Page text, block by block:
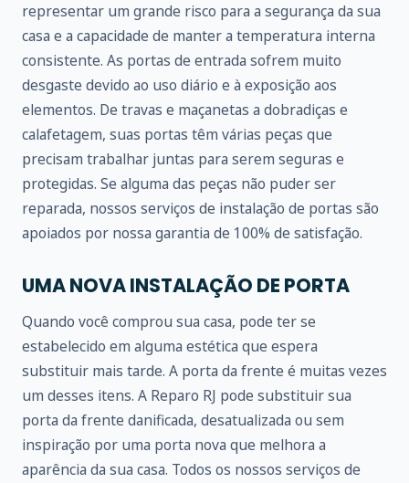
representar um grande risco para a segurança da sua
casa e a capacidade de manter a temperatura interna
consistente. As portas de entrada sofrem muito
desgaste devido ao uso diário e à exposição aos
elementos. De travas e maçanetas a dobradiças e
calafetagem, suas portas têm várias peças que
precisam trabalhar juntas para serem seguras e
protegidas. Se alguma das peças não puder ser
reparada, nossos serviços de instalação de portas são
apoiados por nossa garantia de 100% de satisfação.
UMA NOVA INSTALAÇÃO DE PORTA
Quando você comprou sua casa, pode ter se
estabelecido em alguma estética que espera
substituir mais tarde. A porta da frente é muitas vezes
um desses itens. A Reparo RJ pode substituir sua
porta da frente danificada, desatualizada ou sem
inspiração por uma porta nova que melhora a
aparência da sua casa. Todos os nossos serviços de